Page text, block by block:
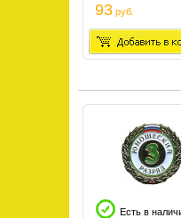
93 руб.
Есть в